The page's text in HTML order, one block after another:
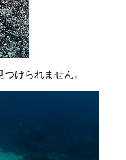
けられません。